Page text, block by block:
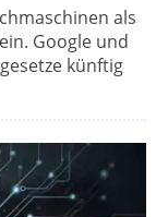
als
Google und
künftig